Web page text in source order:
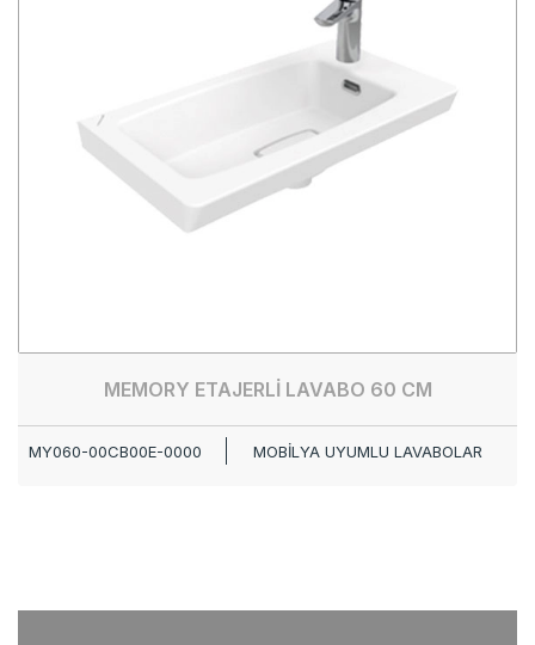
MEMORY ETAJERLİ LAVABO 60 CM
MY060-00CB00E-0000 MOBİLYA UYUMLU LAVABOLAR